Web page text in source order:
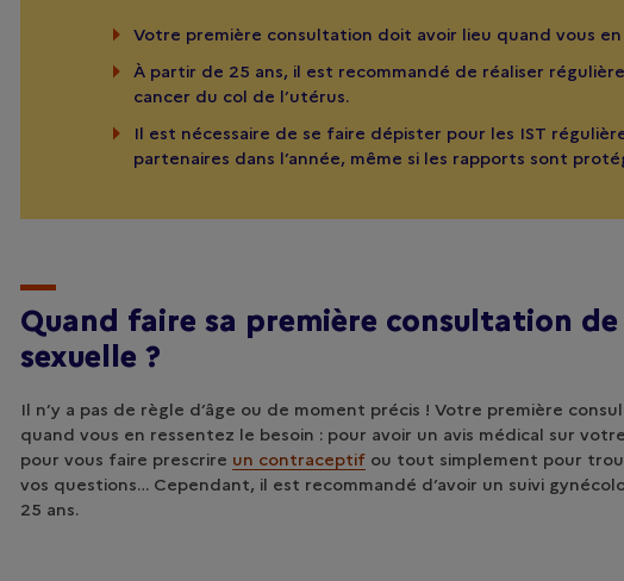
Votre première consultation doit avoir lieu quand vous
À partir de 25 ans, il est recommandé de réaliser
cancer du col de l’utérus.
Il est nécessaire de se faire dépister pour les IST
partenaires dans l’année, même si les rapports sont
Quand faire sa première consultation
sexuelle ?
Il n’y a pas de règle d’âge ou de moment précis ! Votre première
quand vous en ressentez le besoin : pour avoir un avis médical sur
pour vous faire prescrire un contraceptif ou tout simplement pour
vos questions… Cependant, il est recommandé d’avoir un suivi
25 ans.